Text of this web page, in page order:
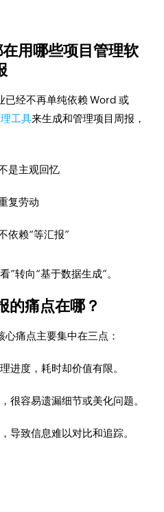
用哪些项目管理软
已经不再单纯依赖 Word 或
工具来生成和管理项目周报，
是主观回忆
复劳动
依赖“等汇报”
”转向“基于数据生成”。
的痛点在哪？
痛点主要集中在三点：
进度，耗时却价值有限。
很容易遗漏细节或美化问题。
导致信息难以对比和追踪。